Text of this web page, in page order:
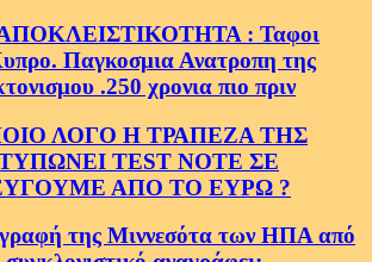
: Ταφοι
Παγκοσμια Ανατροπη της
.250 χρονια πιο πριν
ΛΟΓΟ Η ΤΡΑΠΕΖΑ ΤΗΣ
TEST NOTE ΣΕ
ΑΠΟ ΤΟ ΕΥΡΩ ?
της Μιννεσότα των ΗΠΑ από